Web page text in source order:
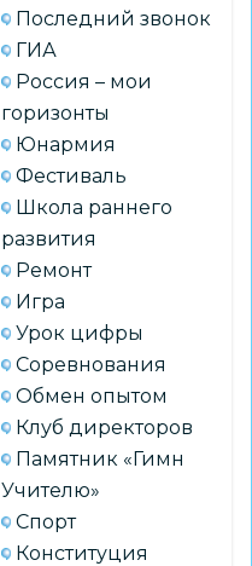
Последний звонок
ГИА
Россия – мои
горизонты
Юнармия
Фестиваль
Школа раннего
развития
Ремонт
Игра
Урок цифры
Соревнования
Обмен опытом
Клуб директоров
Памятник «Гимн
Учителю»
Спорт
Конституция